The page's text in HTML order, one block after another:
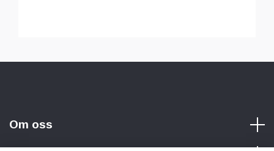
Om oss